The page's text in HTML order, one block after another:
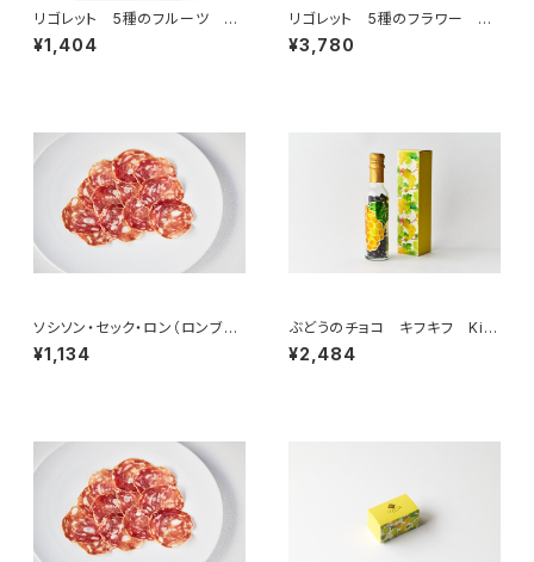
リゴレット 5種のフルーツ 5
個入（フランス・ナント）
¥1,404
リゴレット 5種のフラワー 20
個入（フランス・ナント）
¥3,780
ソシソン・セック・ロン（ロンブリ
デ） 50g ＜メゾン・ラボリー＞
(フランス・オーヴェルニュ)
¥1,134
ぶどうのチョコ キフキフ Kif-
Kif スリムボトル 95g
¥2,484